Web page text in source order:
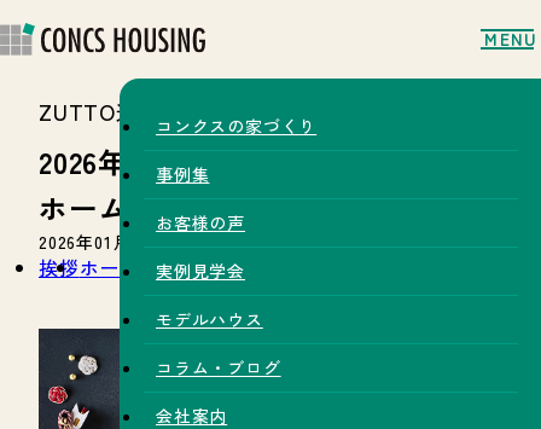
MENU
コンクスの家づくり
事例集
お客様の声
実例見学会
モデルハウス
コラム・ブログ
会社案内
ZUTTO通信
2026年
ホームオーナー様へ新年のご挨拶
2026年01月08日
挨拶ホームオーナー